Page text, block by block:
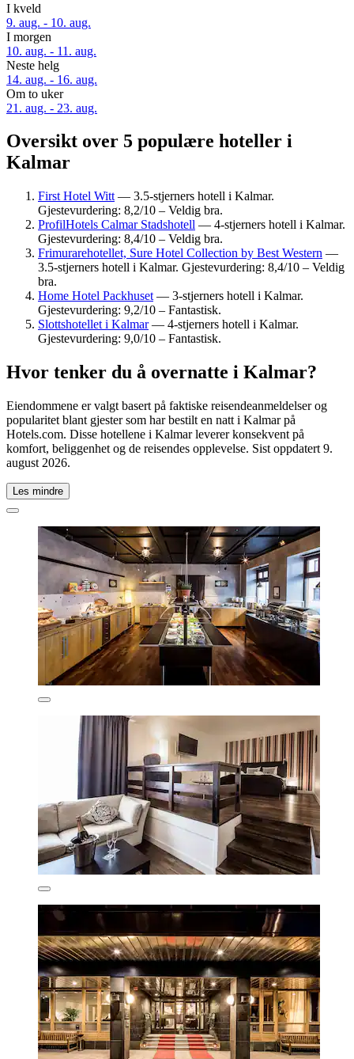
I kveld
9. aug. - 10. aug.
I morgen
10. aug. - 11. aug.
Neste helg
14. aug. - 16. aug.
Om to uker
21. aug. - 23. aug.
Oversikt over 5 populære hoteller i
Kalmar
First Hotel Witt — 3.5-stjerners hotell i Kalmar.
Gjestevurdering: 8,2/10 – Veldig bra.
ProfilHotels Calmar Stadshotell — 4-stjerners hotell i Kalmar.
Gjestevurdering: 8,4/10 – Veldig bra.
Frimurarehotellet, Sure Hotel Collection by Best Western —
3.5-stjerners hotell i Kalmar. Gjestevurdering: 8,4/10 – Veldig
bra.
Home Hotel Packhuset — 3-stjerners hotell i Kalmar.
Gjestevurdering: 9,2/10 – Fantastisk.
Slottshotellet i Kalmar— 4-stjerners hotell i Kalmar.
Gjestevurdering: 9,0/10 – Fantastisk.
Hvor tenker du å overnatte i Kalmar?
Eiendommene er valgt basert på faktiske reisendeanmeldelser og
popularitet blant gjester som har bestilt en natt i Kalmar på
Hotels.com. Disse hotellene i Kalmar leverer konsekvent på
komfort, beliggenhet og de reisendes opplevelse. Sist oppdatert 9.
august 2026.
Les mindre